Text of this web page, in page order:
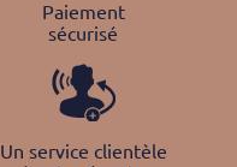
Paiement
sécurisé
Un service clientèle